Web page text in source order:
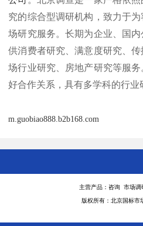
究的综合型调研机构，致力于
场研究服务。长期为企业、国
供消费者研究、满意度研究、
场行业研究、房地产研究等服
好合作关系，具有多学科的行业
m.guobiao888.b2b168.com
主营产品：咨询 市场
版权所有：北京国标市